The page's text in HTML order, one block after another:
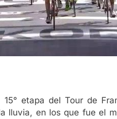
etapa del Tour de
lluvia, en los que fue el